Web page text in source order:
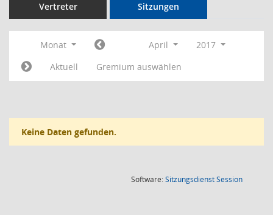
Vertreter Sitzungen
Monat April
2017
Aktuell
Gremium auswählen
Keine Daten gefunden.
Software:SitzungsdienstSession(Wird in